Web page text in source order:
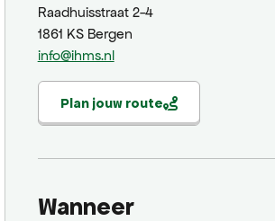
Raadhuisstraat 2-4
1861 KS Bergen
info@ihms.nl
Plan jouw route
Wanneer